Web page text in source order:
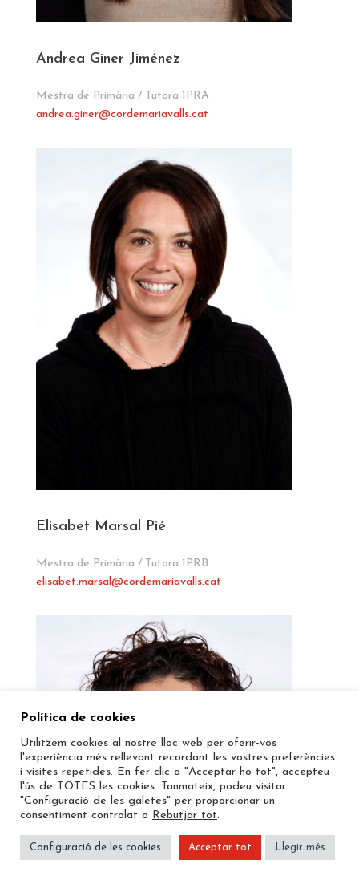
Andrea Giner Jiménez
Mestra de Primària / Tutora 1PRA
andrea.giner@cordemariavalls.cat
Elisabet Marsal Pié
Mestra de Primària / Tutora 1PRB
elisabet.marsal@cordemariavalls.cat
Política de cookies
Utilitzem cookies al nostre lloc web per oferir-vos
l'experiència més rellevant recordant les vostres preferències
i visites repetides. En fer clic a "Acceptar-ho tot", accepteu
l'ús de TOTES les cookies. Tanmateix, podeu visitar
"Configuració de les galetes" per proporcionar un
consentiment controlat o Rebutjar tot.
Configuració de les cookies Acceptar tot Llegir més